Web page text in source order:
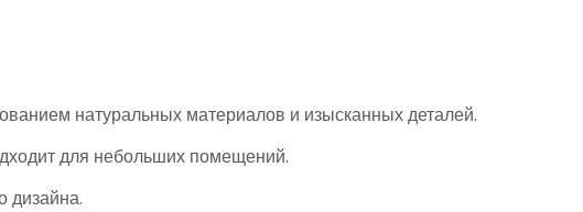
натуральных материалов и изысканных деталей.
для небольших помещений.
дизайна.